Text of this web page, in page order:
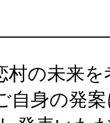
の未来
自身の発